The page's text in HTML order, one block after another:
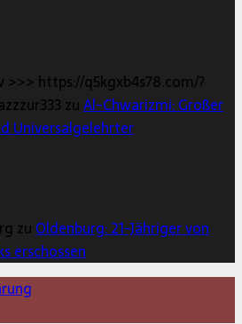
>>> https://q5kgxb4s78.com/?
zuAl-Chwarizmi: Großer
Universalgelehrter
zu Oldenburg: 21-Jähriger von
erschossen